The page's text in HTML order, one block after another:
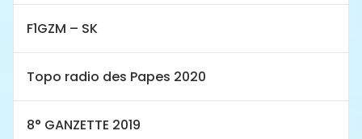
F1GZM – SK
Topo radio des Papes 2020
8° GANZETTE 2019